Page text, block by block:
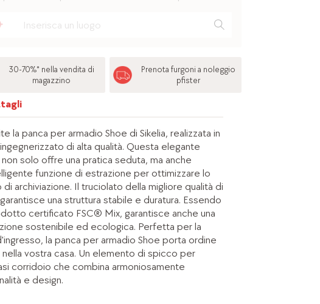
30-70%* nella vendita di
magazzino
Prenota furgoni a noleggio
pfister
la panca per armadio Shoe di Sikelia, realizzata in
di alta qualità. Questa elegante
solo offre una pratica seduta, ma anche
funzione di estrazione per ottimizzare lo
di archiviazione. Il truciolato della migliore qualità di
una struttura stabile e duratura. Essendo
certificato FSC® Mix, garantisce anche una
sostenibile ed ecologica. Perfetta per la
la panca per armadio Shoe porta ordine
vostra casa. Un elemento di spicco per
corridoio che combina armoniosamente
e design.